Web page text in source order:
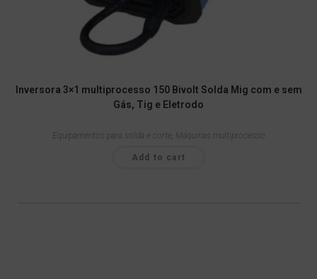
Inversora 3×1 multiprocesso 150 Bivolt Solda Mig com e sem
Gás, Tig e Eletrodo
Equipamentos para solda e corte, Máquinas multiprocesso
Add to cart